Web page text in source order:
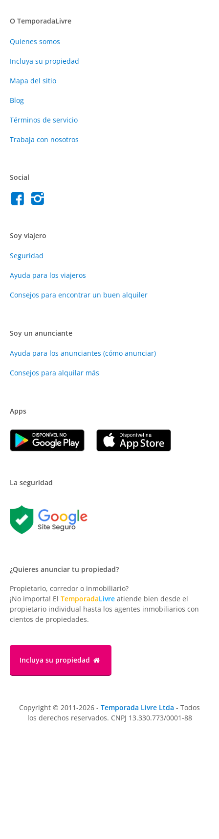
O TemporadaLivre
Quienes somos
Incluya su propiedad
Mapa del sitio
Blog
Términos de servicio
Trabaja con nosotros
Social
Soy viajero
Seguridad
Ayuda para los viajeros
Consejos para encontrar un buen alquiler
Soy un anunciante
Ayuda para los anunciantes (cómo anunciar)
Consejos para alquilar más
Apps
La seguridad
¿Quieres anunciar tu propiedad?
Propietario, corredor o inmobiliario?
¡No importa! El TemporadaLivre atiende bien desde el
propietario individual hasta los agentes inmobiliarios con
cientos de propiedades.
Incluya su propiedad
Copyright © 2011-2026 - Temporada Livre Ltda - Todos
los derechos reservados. CNPJ 13.330.773/0001-88